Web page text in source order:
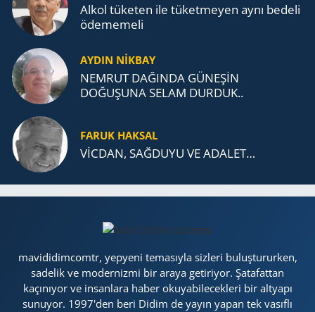
Alkol tü­ke­ten ile tü­ket­me­yen aynı be­de­li
öde­me­me­li
AYDIN NİKBAY
NEMRUT DAĞINDA GÜNEŞİN
DOĞUŞUNA SELAM DURDUK..
FARUK HAKSAL
VİCDAN, SAĞ­DU­YU VE ADA­LET…
mavididimcomtr, yepyeni temasıyla sizleri buluştururken,
sadelik ve modernizmi bir araya getiriyor. Şatafattan
kaçınıyor ve insanlara haber okuyabilecekleri bir altyapı
sunuyor. 1997'den beri Didim de yayın yapan tek vasıflı